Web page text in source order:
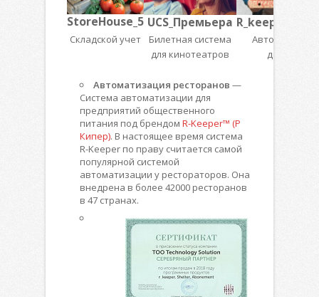
StoreHouse_5
Складской учет
UCS_Премьера
Билетная система
для кинотеатров
доставки
Автоматизация ресторанов —
Система автоматизации для
предприятий общественного
питания под брендом R-Keeper™ (Р
Кипер). В настоящее время система
R-Keeper по праву считается самой
популярной системой
автоматизации у рестораторов. Она
внедрена в более 42000 ресторанов
в 47 странах.